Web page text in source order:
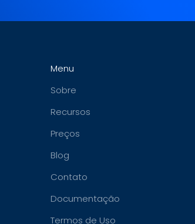
Menu
Sobre
Recursos
Preços
Blog
Contato
Documentação
Termos de Uso